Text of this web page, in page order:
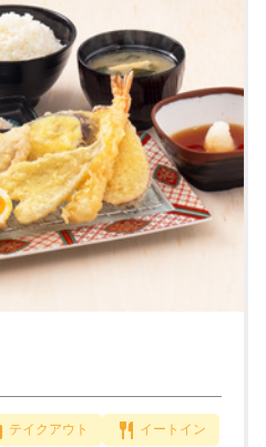
テイクアウト イートイン